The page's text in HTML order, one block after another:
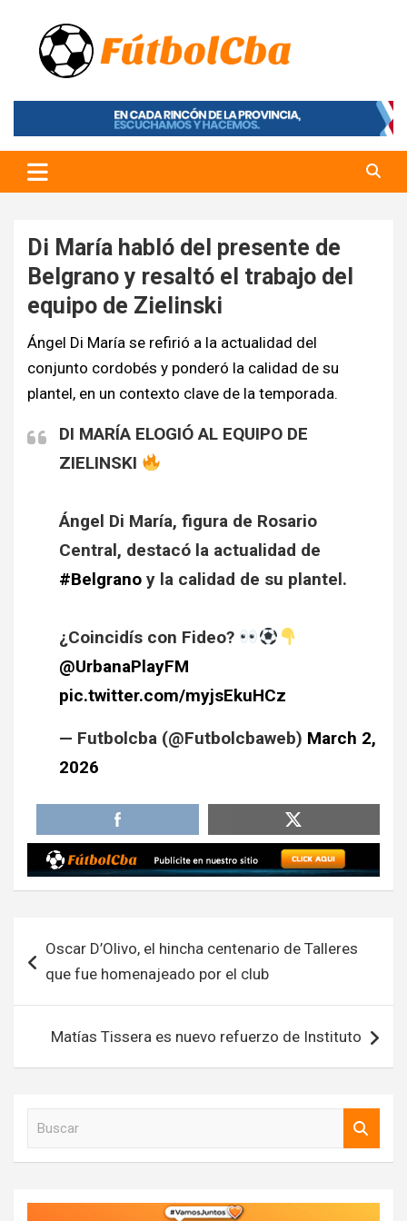
content
Fútbol CBA
Portal de Fútbol en Córdoba
Di María habló del presente de
Belgrano y resaltó el trabajo del
equipo de Zielinski
Ángel Di María se refirió a la actualidad del
conjunto cordobés y ponderó la calidad de su
plantel, en un contexto clave de la temporada.
DI MARÍA ELOGIÓ AL EQUIPO DE
ZIELINSKI
Ángel Di María, figura de Rosario
Central, destacó la actualidad de
#Belgrano y la calidad de su plantel.
¿Coincidís con Fideo?
@UrbanaPlayFM
pic.twitter.com/myjsEkuHCz
— Futbolcba (@Futbolcbaweb) March 2,
2026
de
entradas
Oscar D’Olivo, el hincha centenario de Talleres
que fue homenajeado por el club
Matías Tissera es nuevo refuerzo de Instituto